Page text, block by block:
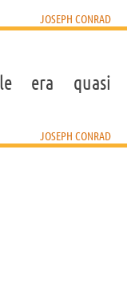
JOSEPH CONRAD
era quasi
JOSEPH CONRAD